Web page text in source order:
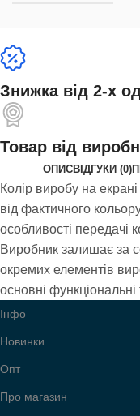
Знижка від 2-х
Товар від
ОПИСВІДГУКИ (0)
Колір виробу на
від фактичного
особливості передачі
Виробник залишає за
окремих елементів
основні функціональні
Інфо
Новинки
Опт
Про магазин